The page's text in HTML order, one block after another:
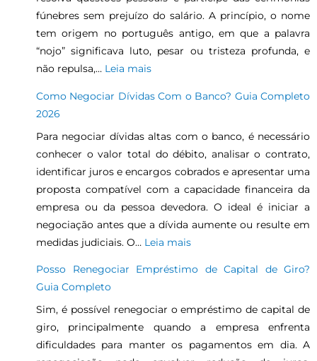
fúnebres sem prejuízo do salário. A princípio, o nome
tem origem no português antigo, em que a palavra
“nojo” significava luto, pesar ou tristeza profunda, e
não repulsa,… Leia mais
Como Negociar Dívidas Com o Banco? Guia Completo
2026
Para negociar dívidas altas com o banco, é necessário
conhecer o valor total do débito, analisar o contrato,
identificar juros e encargos cobrados e apresentar uma
proposta compatível com a capacidade financeira da
empresa ou da pessoa devedora. O ideal é iniciar a
negociação antes que a dívida aumente ou resulte em
medidas judiciais. O… Leia mais
Posso Renegociar Empréstimo de Capital de Giro?
Guia Completo
Sim, é possível renegociar o empréstimo de capital de
giro, principalmente quando a empresa enfrenta
dificuldades para manter os pagamentos em dia. A